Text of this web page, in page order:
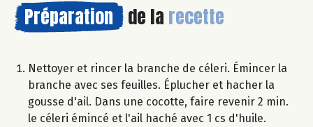
Préparation de la recette
Nettoyer et rincer la branche de céleri. Émincer la
branche avec ses feuilles. Éplucher et hacher la
gousse d'ail. Dans une cocotte, faire revenir 2 min.
le céleri émincé et l'ail haché avec 1 cs d'huile.